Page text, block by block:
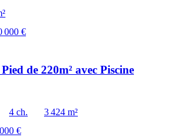
000 €
de 220m² avec Piscine
4 ch.
3 424 m²
€